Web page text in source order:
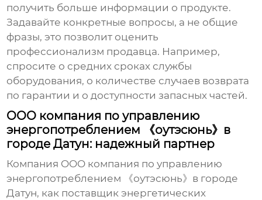
получить больше информации о продукте.
Задавайте конкретные вопросы, а не общие
фразы, это позволит оценить
профессионализм продавца. Например,
спросите о средних сроках службы
оборудования, о количестве случаев возврата
по гарантии и о доступности запасных частей.
OOO компания по управлению
энергопотреблением 《оутэсюнь》в
городе Датун: надежный партнер
Компания OOO компания по управлению
энергопотреблением 《оутэсюнь》в городе
Датун, как поставщик энергетических